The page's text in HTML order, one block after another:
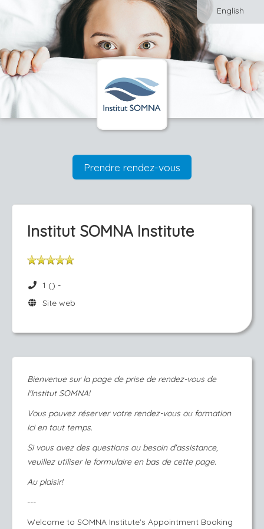
English
Prendre rendez-vous
Institut SOMNA Institute
1 () -
Site web
Bienvenue sur la page de prise de rendez-vous de
l'Institut SOMNA!
Vous pouvez réserver votre rendez-vous ou formation
ici en tout temps.
Si vous avez des questions ou besoin d'assistance,
veuillez utiliser le formulaire en bas de cette page.
Au plaisir!
---
Welcome to SOMNA Institute's Appointment Booking